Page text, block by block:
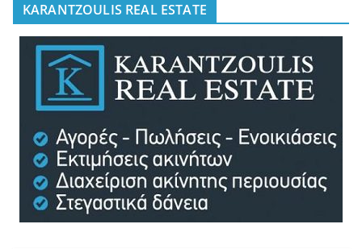
KARANTZOULIS REAL ESTATE